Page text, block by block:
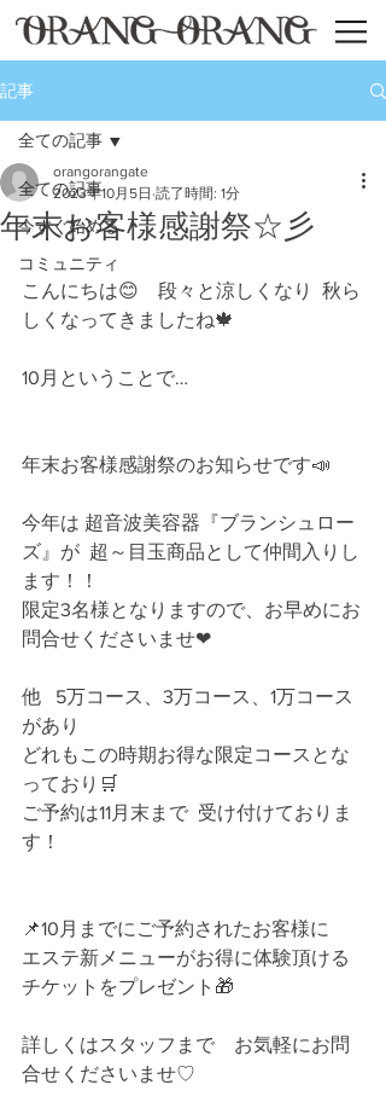
記事
全ての記事
今すぐ始める
コミュニティ
全ての記事
年末お客様感謝祭☆彡
orangorangate
2023年10月5日 読了時間: 1分
こんにちは😊　段々と涼しくなり  秋ら
しくなってきましたね🍁
10月ということで…
年末お客様感謝祭のお知らせです📣
今年は 超音波美容器『ブランシュロー
ズ』が  超～目玉商品として仲間入りし
ます！！
限定3名様となりますので、お早めにお
問合せくださいませ❤
他   5万コース、3万コース、1万コース
があり
どれもこの時期お得な限定コースとな
っており🛒
ご予約は11月末まで  受け付けておりま
す！
📌10月までにご予約されたお客様に
エステ新メニューがお得に体験頂ける
チケットをプレゼント🎁
詳しくはスタッフまで　お気軽にお問
合せくださいませ♡